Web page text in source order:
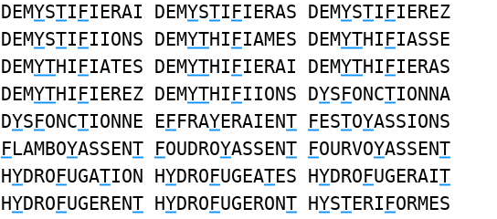
DEMYSTIFIERAI DEMYSTIFIERAS DEMYSTIFIEREZ
DEMYSTIFIIONS DEMYTHIFIAMES DEMYTHIFIASSE
DEMYTHIFIATES DEMYTHIFIERAI DEMYTHIFIERAS
DEMYTHIFIEREZ DEMYTHIFIIONS DYSFONCTIONNA
DYSFONCTIONNE EFFRAYERAIENT FESTOYASSIONS
FLAMBOYASSENT FOUDROYASSENT FOURVOYASSENT
HYDROFUGATION HYDROFUGEATES HYDROFUGERAIT
HYDROFUGERENT HYDROFUGERONT HYSTERIFORMES